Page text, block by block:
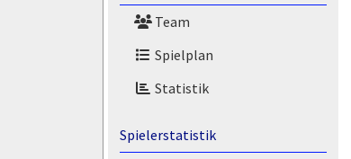
Team
Spielplan
Statistik
Spielerstatistik